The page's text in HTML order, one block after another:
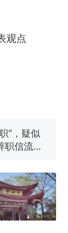
观点
境，摩洛
人从摩
大王”称
国烹饪
一男子
职信流
教授已卸
辞职信来
手将其拽
惊 （视频
向移民引
万人从摩